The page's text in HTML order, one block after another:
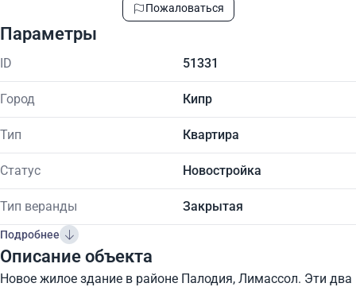
Пожаловаться
Параметры
ID 51331
Город Кипр
Тип Квартира
Статус Новостройка
Тип веранды Закрытая
Подробнее
Описание объекта
Новое жилое здание в районе Палодия, Лимассол. Эти два